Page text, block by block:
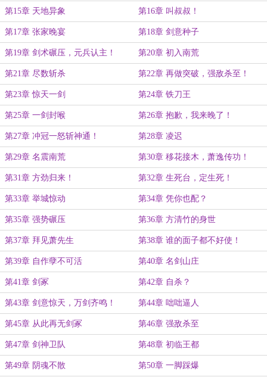
第15章 天地异象 第16章 叫叔叔！
第17章 张家晚宴 第18章 剑意种子
第19章 剑术碾压，元兵认主！ 第20章 初入南荒
第21章 尽数斩杀 第22章 再做突破，强敌杀至！
第23章 惊天一剑 第24章 铁刀王
第25章 一剑封喉 第26章 抱歉，我来晚了！
第27章 冲冠一怒斩神通！ 第28章 凌迟
第29章 名震南荒 第30章 移花接木，萧逸传功！
第31章 方劲归来！ 第32章 生死台，定生死！
第33章 举城惊动 第34章 凭你也配？
第35章 强势碾压 第36章 方清竹的身世
第37章 拜见萧先生 第38章 谁的面子都不好使！
第39章 自作孽不可活 第40章 名剑山庄
第41章 剑冢 第42章 自杀？
第43章 剑意惊天，万剑齐鸣！ 第44章 咄咄逼人
第45章 从此再无剑冢 第46章 强敌杀至
第47章 剑神卫队 第48章 初临王都
第49章 阴魂不散 第50章 一脚踩爆